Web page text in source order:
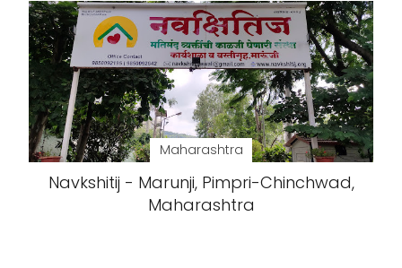
Maharashtra
Navkshitij - Marunji, Pimpri-Chinchwad,
Maharashtra